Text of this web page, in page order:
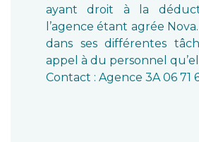
ayant droit à la
l’agence étant agrée
dans ses différentes
appel à du personnel
Contact : Agence 3A 06 71